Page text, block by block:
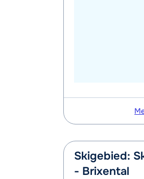
Skigebied:
- Brixental